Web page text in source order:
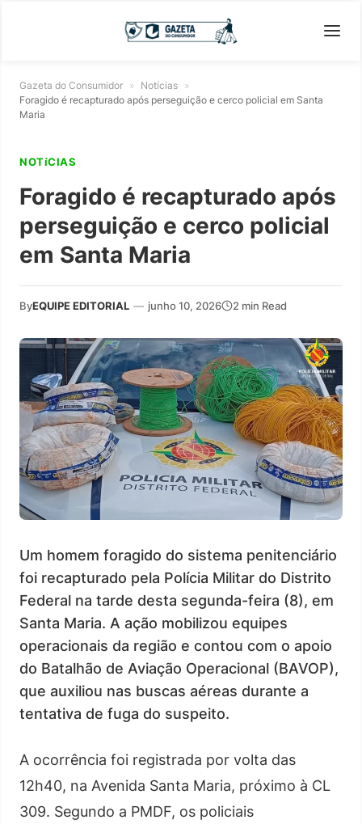
Gazeta do Consumidor » Notícias »
Foragido é recapturado após perseguição e cerco policial em Santa
Maria
NOTíCIAS
Foragido é recapturado após
perseguição e cerco policial
em Santa Maria
ByEQUIPE EDITORIAL — junho 10, 2026 2 min Read
Um homem foragido do sistema penitenciário
foi recapturado pela Polícia Militar do Distrito
Federal na tarde desta segunda-feira (8), em
Santa Maria. A ação mobilizou equipes
operacionais da região e contou com o apoio
do Batalhão de Aviação Operacional (BAVOP),
que auxiliou nas buscas aéreas durante a
tentativa de fuga do suspeito.
A ocorrência foi registrada por volta das
12h40, na Avenida Santa Maria, próximo à CL
309. Segundo a PMDF, os policiais